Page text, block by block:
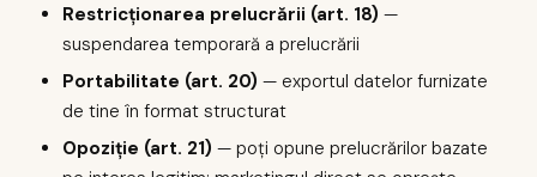
Restricționarea prelucrării (art. 18) —
suspendarea temporară a prelucrării
Portabilitate (art. 20) — exportul datelor furnizate
de tine în format structurat
Opoziție (art. 21) — poți opune prelucrărilor bazate